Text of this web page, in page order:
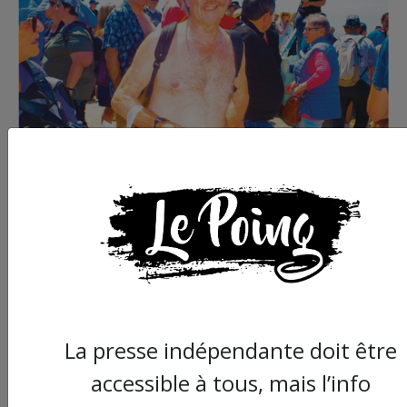
Commander le dernier numéro papier du
Voir tous les numéros papier
La presse indépendante doit être
accessible à tous, mais l’info